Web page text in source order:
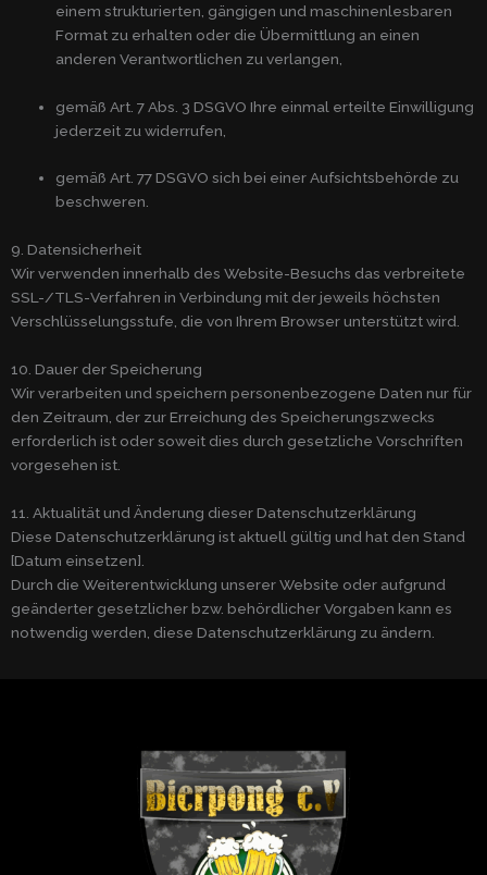
einem strukturierten, gängigen und maschinenlesbaren
Format zu erhalten oder die Übermittlung an einen
anderen Verantwortlichen zu verlangen,
gemäß Art. 7 Abs. 3 DSGVO Ihre einmal erteilte Einwilligung
jederzeit zu widerrufen,
gemäß Art. 77 DSGVO sich bei einer Aufsichtsbehörde zu
beschweren.
9. Datensicherheit
Wir verwenden innerhalb des Website-Besuchs das verbreitete
SSL-/TLS-Verfahren in Verbindung mit der jeweils höchsten
Verschlüsselungsstufe, die von Ihrem Browser unterstützt wird.
10. Dauer der Speicherung
Wir verarbeiten und speichern personenbezogene Daten nur für
den Zeitraum, der zur Erreichung des Speicherungszwecks
erforderlich ist oder soweit dies durch gesetzliche Vorschriften
vorgesehen ist.
11. Aktualität und Änderung dieser Datenschutzerklärung
Diese Datenschutzerklärung ist aktuell gültig und hat den Stand
[Datum einsetzen].
Durch die Weiterentwicklung unserer Website oder aufgrund
geänderter gesetzlicher bzw. behördlicher Vorgaben kann es
notwendig werden, diese Datenschutzerklärung zu ändern.